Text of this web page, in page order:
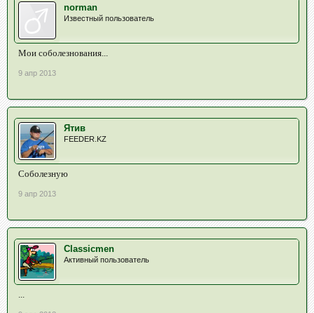
norman
Известный пользователь
Мои соболезнования...
9 апр 2013
Ятив
FEEDER.KZ
Соболезную
9 апр 2013
Classicmen
Активный пользователь
...